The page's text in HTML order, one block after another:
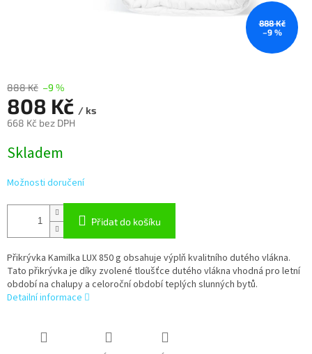
888 Kč
–9 %
888 Kč –9 %
808 Kč / ks
668 Kč bez DPH
cena:
Skladem
Možnosti doručení
Přidat do košíku
Přikrývka Kamilka LUX 850 g obsahuje výplň kvalitního dutého vlákna.
Tato přikrývka je díky zvolené tloušťce dutého vlákna vhodná pro letní
období na chalupy a celoroční období teplých slunných bytů.
Detailní informace